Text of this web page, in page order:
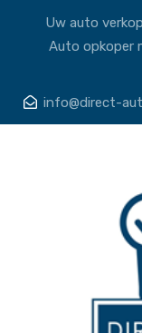
Uw auto
Auto opkoper
info@direct-